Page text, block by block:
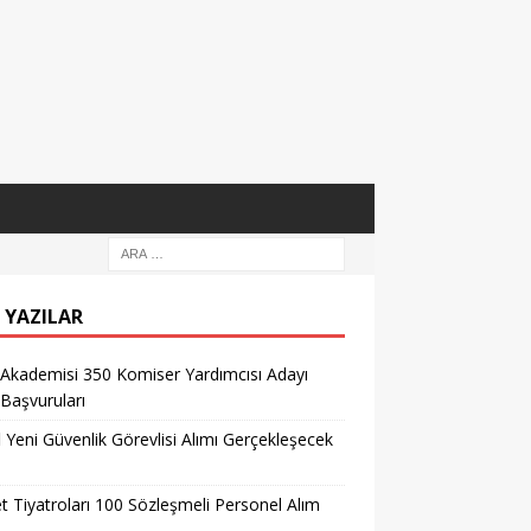
YAZILAR
350 Komiser Yardımcısı Adayı
Başvuruları
Yeni Güvenlik Görevlisi Alımı Gerçekleşecek
Tiyatroları 100 Sözleşmeli Personel Alım